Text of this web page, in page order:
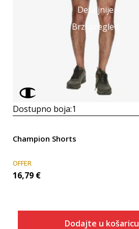
Detaljnije
Brzi pregled
Dostupno boja:1
Champion Shorts
OFFER
16,79 €
Dodajte u košaricu